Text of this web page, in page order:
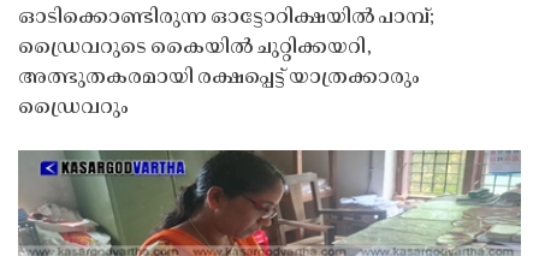
ഓടിക്കൊണ്ടിരുന്ന ഓട്ടോറിക്ഷയിൽ പാമ്പ്;
ഡ്രൈവറുടെ കൈയിൽ ചുറ്റിക്കയറി,
അത്ഭുതകരമായി രക്ഷപ്പെട്ട് യാത്രക്കാരും
ഡ്രൈവറും